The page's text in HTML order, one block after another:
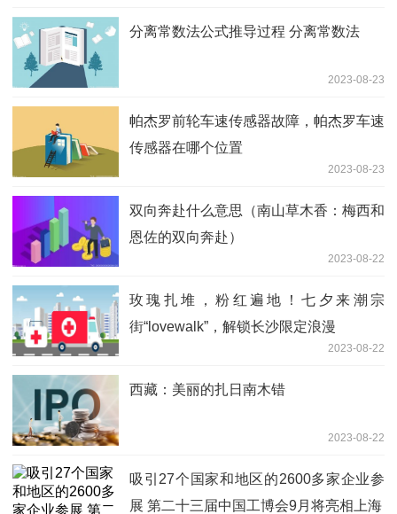
分离常数法公式推导过程 分离常数法
2023-08-23
帕杰罗前轮车速传感器故障，帕杰罗车速
传感器在哪个位置
2023-08-23
双向奔赴什么意思（南山草木香：梅西和
恩佐的双向奔赴）
2023-08-22
玫瑰扎堆，粉红遍地！七夕来潮宗
街“lovewalk”，解锁长沙限定浪漫
2023-08-22
西藏：美丽的扎日南木错
2023-08-22
吸引27个国家和地区的2600多家企业参
展 第二十三届中国工博会9月将亮相上海